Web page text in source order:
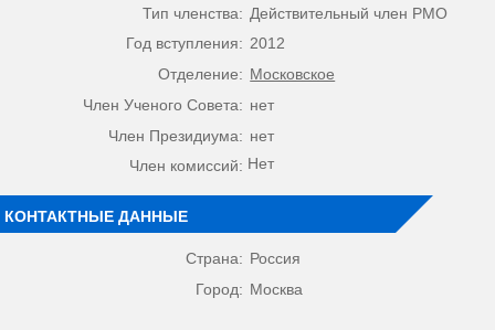
Тип членства: Действительный член РМО
Год вступления: 2012
Отделение: Московское
Член Ученого Совета: нет
Член Президиума: нет
Член комиссий: Нет
КОНТАКТНЫЕ ДАННЫЕ
Страна: Россия
Город: Москва